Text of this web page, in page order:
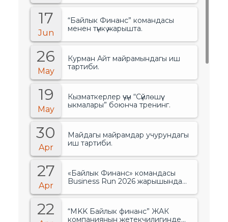
17
Jun
“Байлык Финанс” командасы
менен түнкү жарышта.
26
May
Курман Айт майрамындагы иш
тартиби.
19
May
Кызматкерлер үчүн “Сүйлөшүү
ыкмалары” боюнча тренинг.
30
Apr
Майдагы майрамдар учурундагы
иш тартиби.
27
Apr
«Байлык Финанс» командасы
Business Run 2026 жарышында
уюмдардын арасында биринчи
22
“MKK Байлык финанс” ЖАК
компаниянын жетекчилигинде